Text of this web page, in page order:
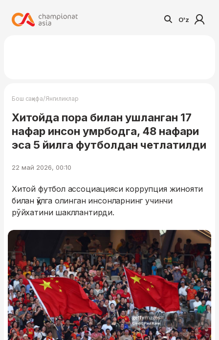
O'z
Бош саҳифа/Янгиликлар
Хитойда пора билан ушланган 17
нафар инсон умрбодга, 48 нафари
эса 5 йилга футболдан четлатилди
22 май 2026, 00:10
Хитой футбол ассоциацияси коррупция жинояти
билан қўлга олинган инсонларнинг учинчи
рўйхатини шакллантирди.